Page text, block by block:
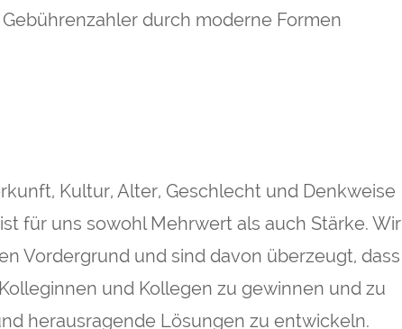
durch moderne Formen
Kultur, Alter, Geschlecht und Denkweise
für uns sowohl Mehrwert als auch Stärke. Wir
Vordergrund und sind davon überzeugt, dass
und Kollegen zu gewinnen und zu
herausragende Lösungen zu entwickeln.